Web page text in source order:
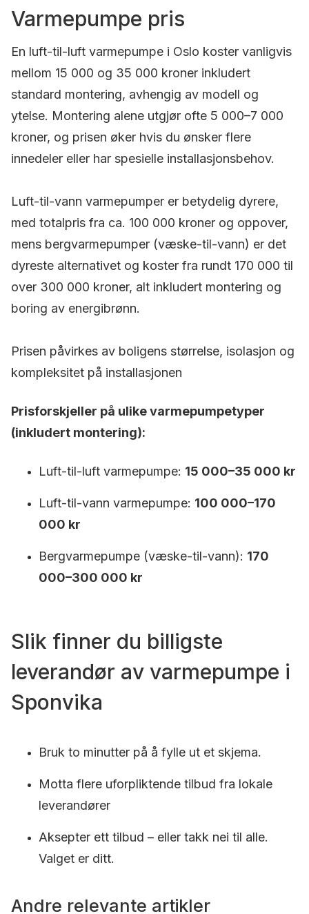
Varmepumpe pris
En luft-til-luft varmepumpe i Oslo koster vanligvis
mellom 15 000 og 35 000 kroner inkludert
standard montering, avhengig av modell og
ytelse. Montering alene utgjør ofte 5 000–7 000
kroner, og prisen øker hvis du ønsker flere
innedeler eller har spesielle installasjonsbehov.
Luft-til-vann varmepumper er betydelig dyrere,
med totalpris fra ca. 100 000 kroner og oppover,
mens bergvarmepumper (væske-til-vann) er det
dyreste alternativet og koster fra rundt 170 000 til
over 300 000 kroner, alt inkludert montering og
boring av energibrønn.
Prisen påvirkes av boligens størrelse, isolasjon og
kompleksitet på installasjonen
Prisforskjeller på ulike varmepumpetyper
(inkludert montering):
Luft-til-luft varmepumpe: 15 000–35 000 kr
Luft-til-vann varmepumpe: 100 000–170
000 kr
Bergvarmepumpe (væske-til-vann): 170
000–300 000 kr
Slik finner du billigste
leverandør av varmepumpe i
Sponvika
Bruk to minutter på å fylle ut et skjema.
Motta flere uforpliktende tilbud fra lokale
leverandører
Aksepter ett tilbud – eller takk nei til alle.
Valget er ditt.
Andre relevante artikler